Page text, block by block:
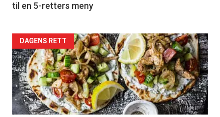
til en 5-retters meny
Forsiden
akkurat
nå
-
DAGENS RETT